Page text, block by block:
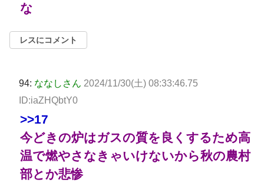
な
レスにコメント
94: ななしさん 2024/11/30(土) 08:33:46.75
ID:iaZHQbtY0
>>17
今どきの炉はガスの質を良くするため高
温で燃やさなきゃいけないから秋の農村
部とか悲惨